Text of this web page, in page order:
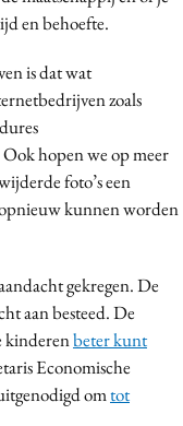
en behoefte.
is dat wat
zoals
hopen we op meer
foto’s een
kunnen worden
gekregen. De
aan besteed. De
kinderenbeter kunt
Economische
omtot